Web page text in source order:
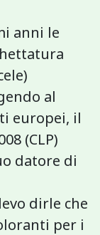
anni le
al
europei, il
(CLP)
datore di
dirle che
per i